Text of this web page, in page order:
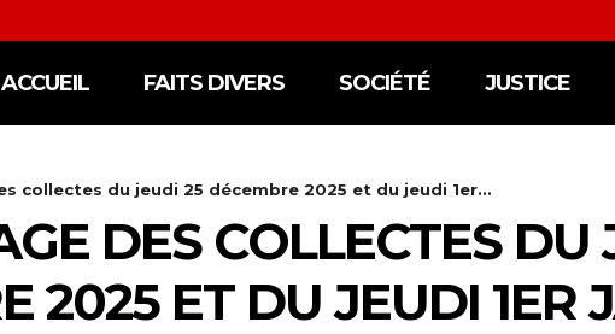
ACCUEIL FAITS DIVERS SOCIÉTÉ JUSTICE
collectes du jeudi 25 décembre 2025 et du jeudi 1er...
DES COLLECTES DU
2025 ET DU JEUDI 1ER